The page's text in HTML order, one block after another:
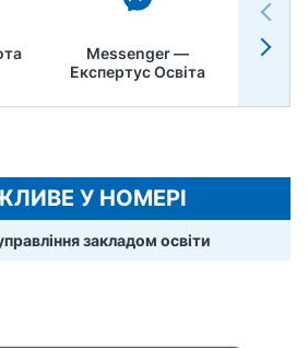
Messenger —
Експертус Освіта
У НОМЕРІ
закладом освіти